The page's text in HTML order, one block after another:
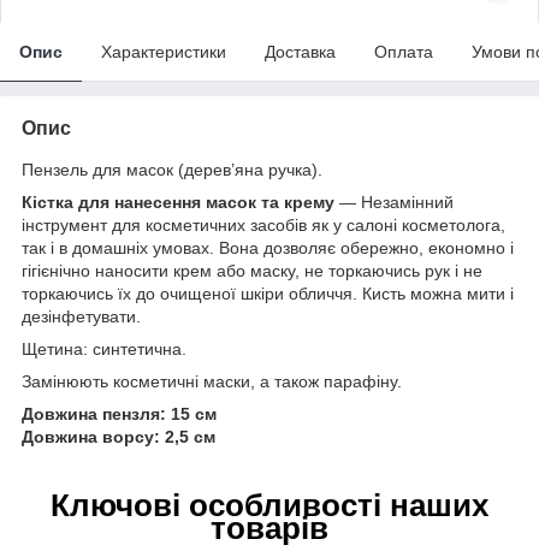
Опис Характеристики Доставка Оплата Умови
Опис
Пензель для масок (дерев’яна ручка).
Кістка для нанесення масок та крему — Незамінний
інструмент для косметичних засобів як у салоні косметолога,
так і в домашніх умовах. Вона дозволяє обережно, економно і
гігієнічно наносити крем або маску, не торкаючись рук і не
торкаючись їх до очищеної шкіри обличчя. Кисть можна мити і
дезінфетувати.
Щетина: синтетична.
Замінюють косметичні маски, а також парафіну.
Довжина пензля: 15 см
Довжина ворсу: 2,5 см
Ключові особливості наших
товарів